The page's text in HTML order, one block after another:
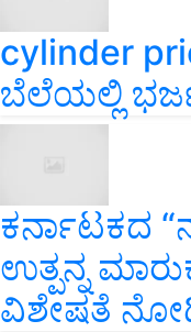
cylinder
ಬೆಲೆಯಲ್ಲಿ
ಕರ್ನಾಟಕದ
ಉತ್ಪನ್ನ
ವಿಶೇಷತೆ